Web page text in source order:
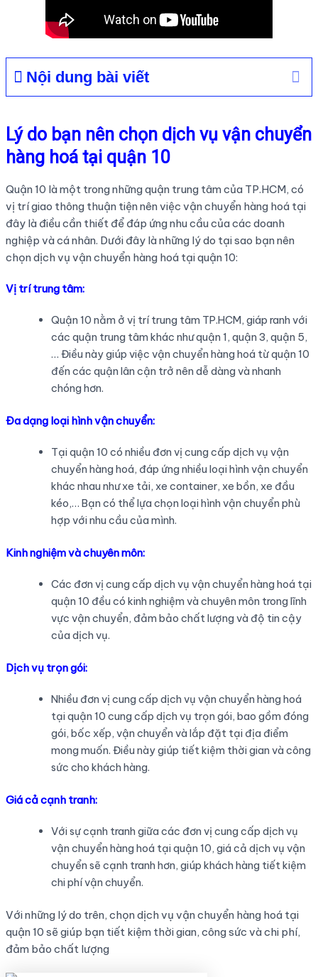
Nội dung bài viết
Lý do bạn nên chọn dịch vụ vận chuyển
hàng hoá tại quận 10
Quận 10 là một trong những quận trung tâm của TP.HCM, có
vị trí giao thông thuận tiện nên việc vận chuyển hàng hoá tại
đây là điều cần thiết để đáp ứng nhu cầu của các doanh
nghiệp và cá nhân. Dưới đây là những lý do tại sao bạn nên
chọn dịch vụ vận chuyển hàng hoá tại quận 10:
Vị trí trung tâm:
Quận 10 nằm ở vị trí trung tâm TP.HCM, giáp ranh với
các quận trung tâm khác như quận 1, quận 3, quận 5,
… Điều này giúp việc vận chuyển hàng hoá từ quận 10
đến các quận lân cận trở nên dễ dàng và nhanh
chóng hơn.
Đa dạng loại hình vận chuyển:
Tại quận 10 có nhiều đơn vị cung cấp dịch vụ vận
chuyển hàng hoá, đáp ứng nhiều loại hình vận chuyển
khác nhau như xe tải, xe container, xe bồn, xe đầu
kéo,… Bạn có thể lựa chọn loại hình vận chuyển phù
hợp với nhu cầu của mình.
Kinh nghiệm và chuyên môn:
Các đơn vị cung cấp dịch vụ vận chuyển hàng hoá tại
quận 10 đều có kinh nghiệm và chuyên môn trong lĩnh
vực vận chuyển, đảm bảo chất lượng và độ tin cậy
của dịch vụ.
Dịch vụ trọn gói:
Nhiều đơn vị cung cấp dịch vụ vận chuyển hàng hoá
tại quận 10 cung cấp dịch vụ trọn gói, bao gồm đóng
gói, bốc xếp, vận chuyển và lắp đặt tại địa điểm
mong muốn. Điều này giúp tiết kiệm thời gian và công
sức cho khách hàng.
Giá cả cạnh tranh:
Với sự cạnh tranh giữa các đơn vị cung cấp dịch vụ
vận chuyển hàng hoá tại quận 10, giá cả dịch vụ vận
chuyển sẽ cạnh tranh hơn, giúp khách hàng tiết kiệm
chi phí vận chuyển.
Với những lý do trên, chọn dịch vụ vận chuyển hàng hoá tại
quận 10 sẽ giúp bạn tiết kiệm thời gian, công sức và chi phí,
đảm bảo chất lượng